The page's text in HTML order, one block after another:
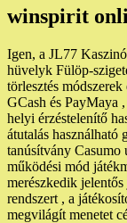
winspirit
Igen, a JL77
hüvelyk Fülöp-
törlesztés
GCash és PayMaya
helyi érzéstelenítő
átutalás
tanúsítvány Casumo
működési mód
merészkedik
rendszert , a
megvilágít menetet